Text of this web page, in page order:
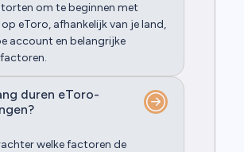
om te beginnen met
eToro, afhankelijk van je land,
account en belangrijke
duren eToro-
welke factoren de